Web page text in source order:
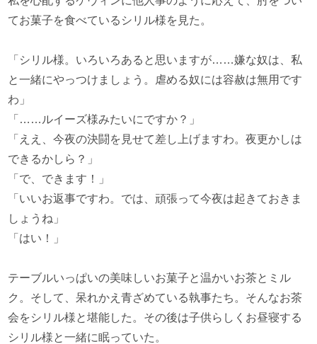
てお菓子を食べているシリル様を見た。
「シリル様。いろいろあると思いますが……嫌な奴は、私
と一緒にやっつけましょう。虐める奴には容赦は無用です
わ」
「……ルイーズ様みたいにですか？」
「ええ、今夜の決闘を見せて差し上げますわ。夜更かしは
できるかしら？」
「で、できます！」
「いいお返事ですわ。では、頑張って今夜は起きておきま
しょうね」
「はい！」
テーブルいっぱいの美味しいお菓子と温かいお茶とミル
ク。そして、呆れかえ青ざめている執事たち。そんなお茶
会をシリル様と堪能した。その後は子供らしくお昼寝する
シリル様と一緒に眠っていた。